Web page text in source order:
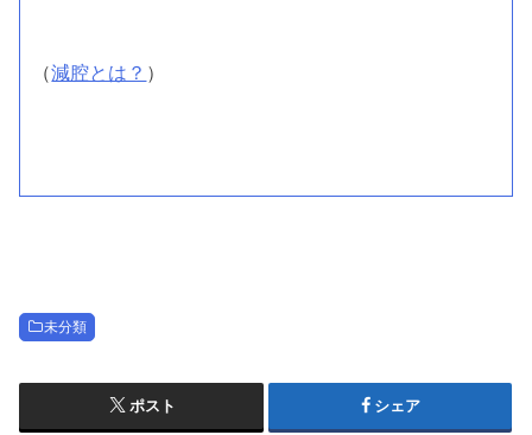
（減腔とは？ ）
未分類
ポスト シェア